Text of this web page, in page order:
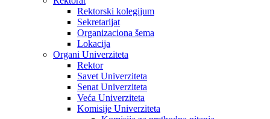
Rektorski kolegijum
Sekretarijat
Organizaciona šema
Lokacija
Organi Univerziteta
Rektor
Savet Univerziteta
Senat Univerziteta
Veća Univerziteta
Komisije Univerziteta